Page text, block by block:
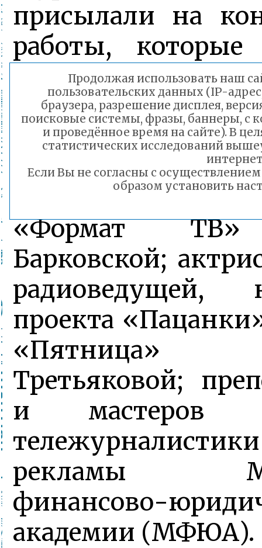
присылали на
работы, которые
строгое и
в составе:
фестиваля -
режиссера,
продюсера
«Формат ТВ»
Барковской;
радиоведущей,
проекта
Третьяковой;
и мастеров
рекламы
финансово-
академии (МФЮА).
Продолжая использовать наш
пользовательских данных (IP-
браузера, разрешение дисплея,
поисковые системы, фразы, баннеры, с
и проведённое время на сайте). В
статистических исследований
Если Вы не согласны с
образом установить